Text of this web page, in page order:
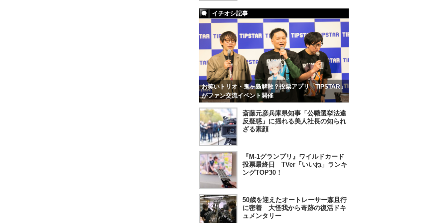
イチオシ記事
お笑いトリオ・鬼ヶ島解散？投票アプリ「TIPSTAR」
がファン交流イベント開催
斎藤元彦兵庫県知事「公職選挙法違
反疑惑」に揺れる美人社長の知られ
ざる素顔
『M-1グランプリ』ワイルドカード
投票最終日 TVer「いいね」ランキ
ングTOP30！
50歳を迎えたオートレーサー森且行
に密着 大怪我から奇跡の復活ドキ
ュメンタリー